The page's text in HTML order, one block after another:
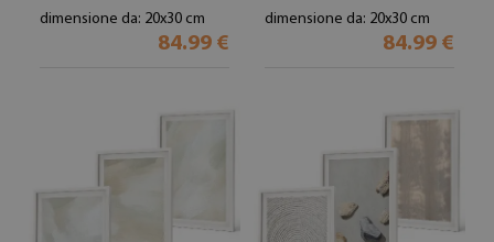
dimensione da: 20x30 cm
84.99 €
dimensione da: 20x30 cm
84.99 €